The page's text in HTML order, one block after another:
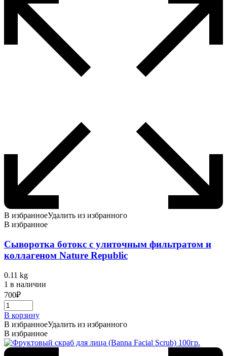
В избранноеУдалить из избранного
В избранное
Cыворотка ботокс с улиточным фильтратом и
коллагеном Nature Republic
0.11 kg
1 в наличии
700₽
В корзину
В избранноеУдалить из избранного
В избранное